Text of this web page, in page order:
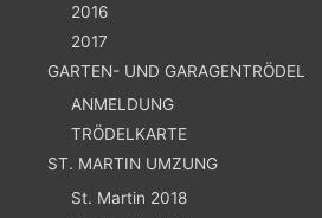
2016
2017
GARTEN- UND GARAGENTRÖDEL
ANMELDUNG
TRÖDELKARTE
ST. MARTIN UMZUNG
St. Martin 2018